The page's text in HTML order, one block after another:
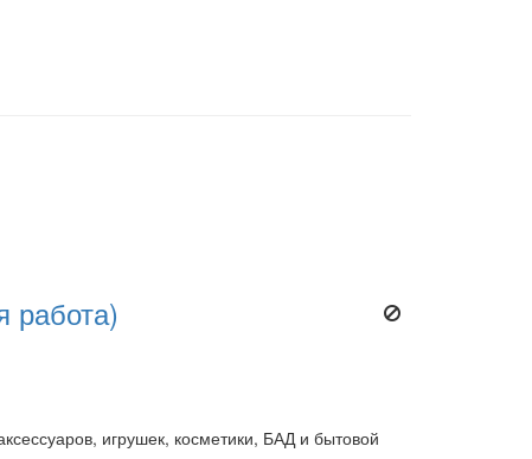
работа)
игрушек, косметики, БАД и бытовой